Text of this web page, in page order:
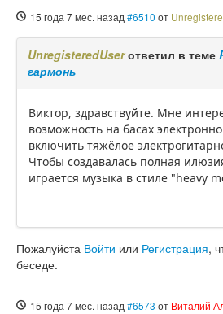
15 года 7 мес. назад #6510 от
UnregisteredUserответил в теме
гармонь
Виктор, здравствуйте. Мне
возможность на басах
включить тяжёлое
Чтобы создавалась полная
играется музыка в стиле "heavy
Пожалуйста Войти или Регистрация,
беседе.
15 года 7 мес. назад #6573 от Виталий